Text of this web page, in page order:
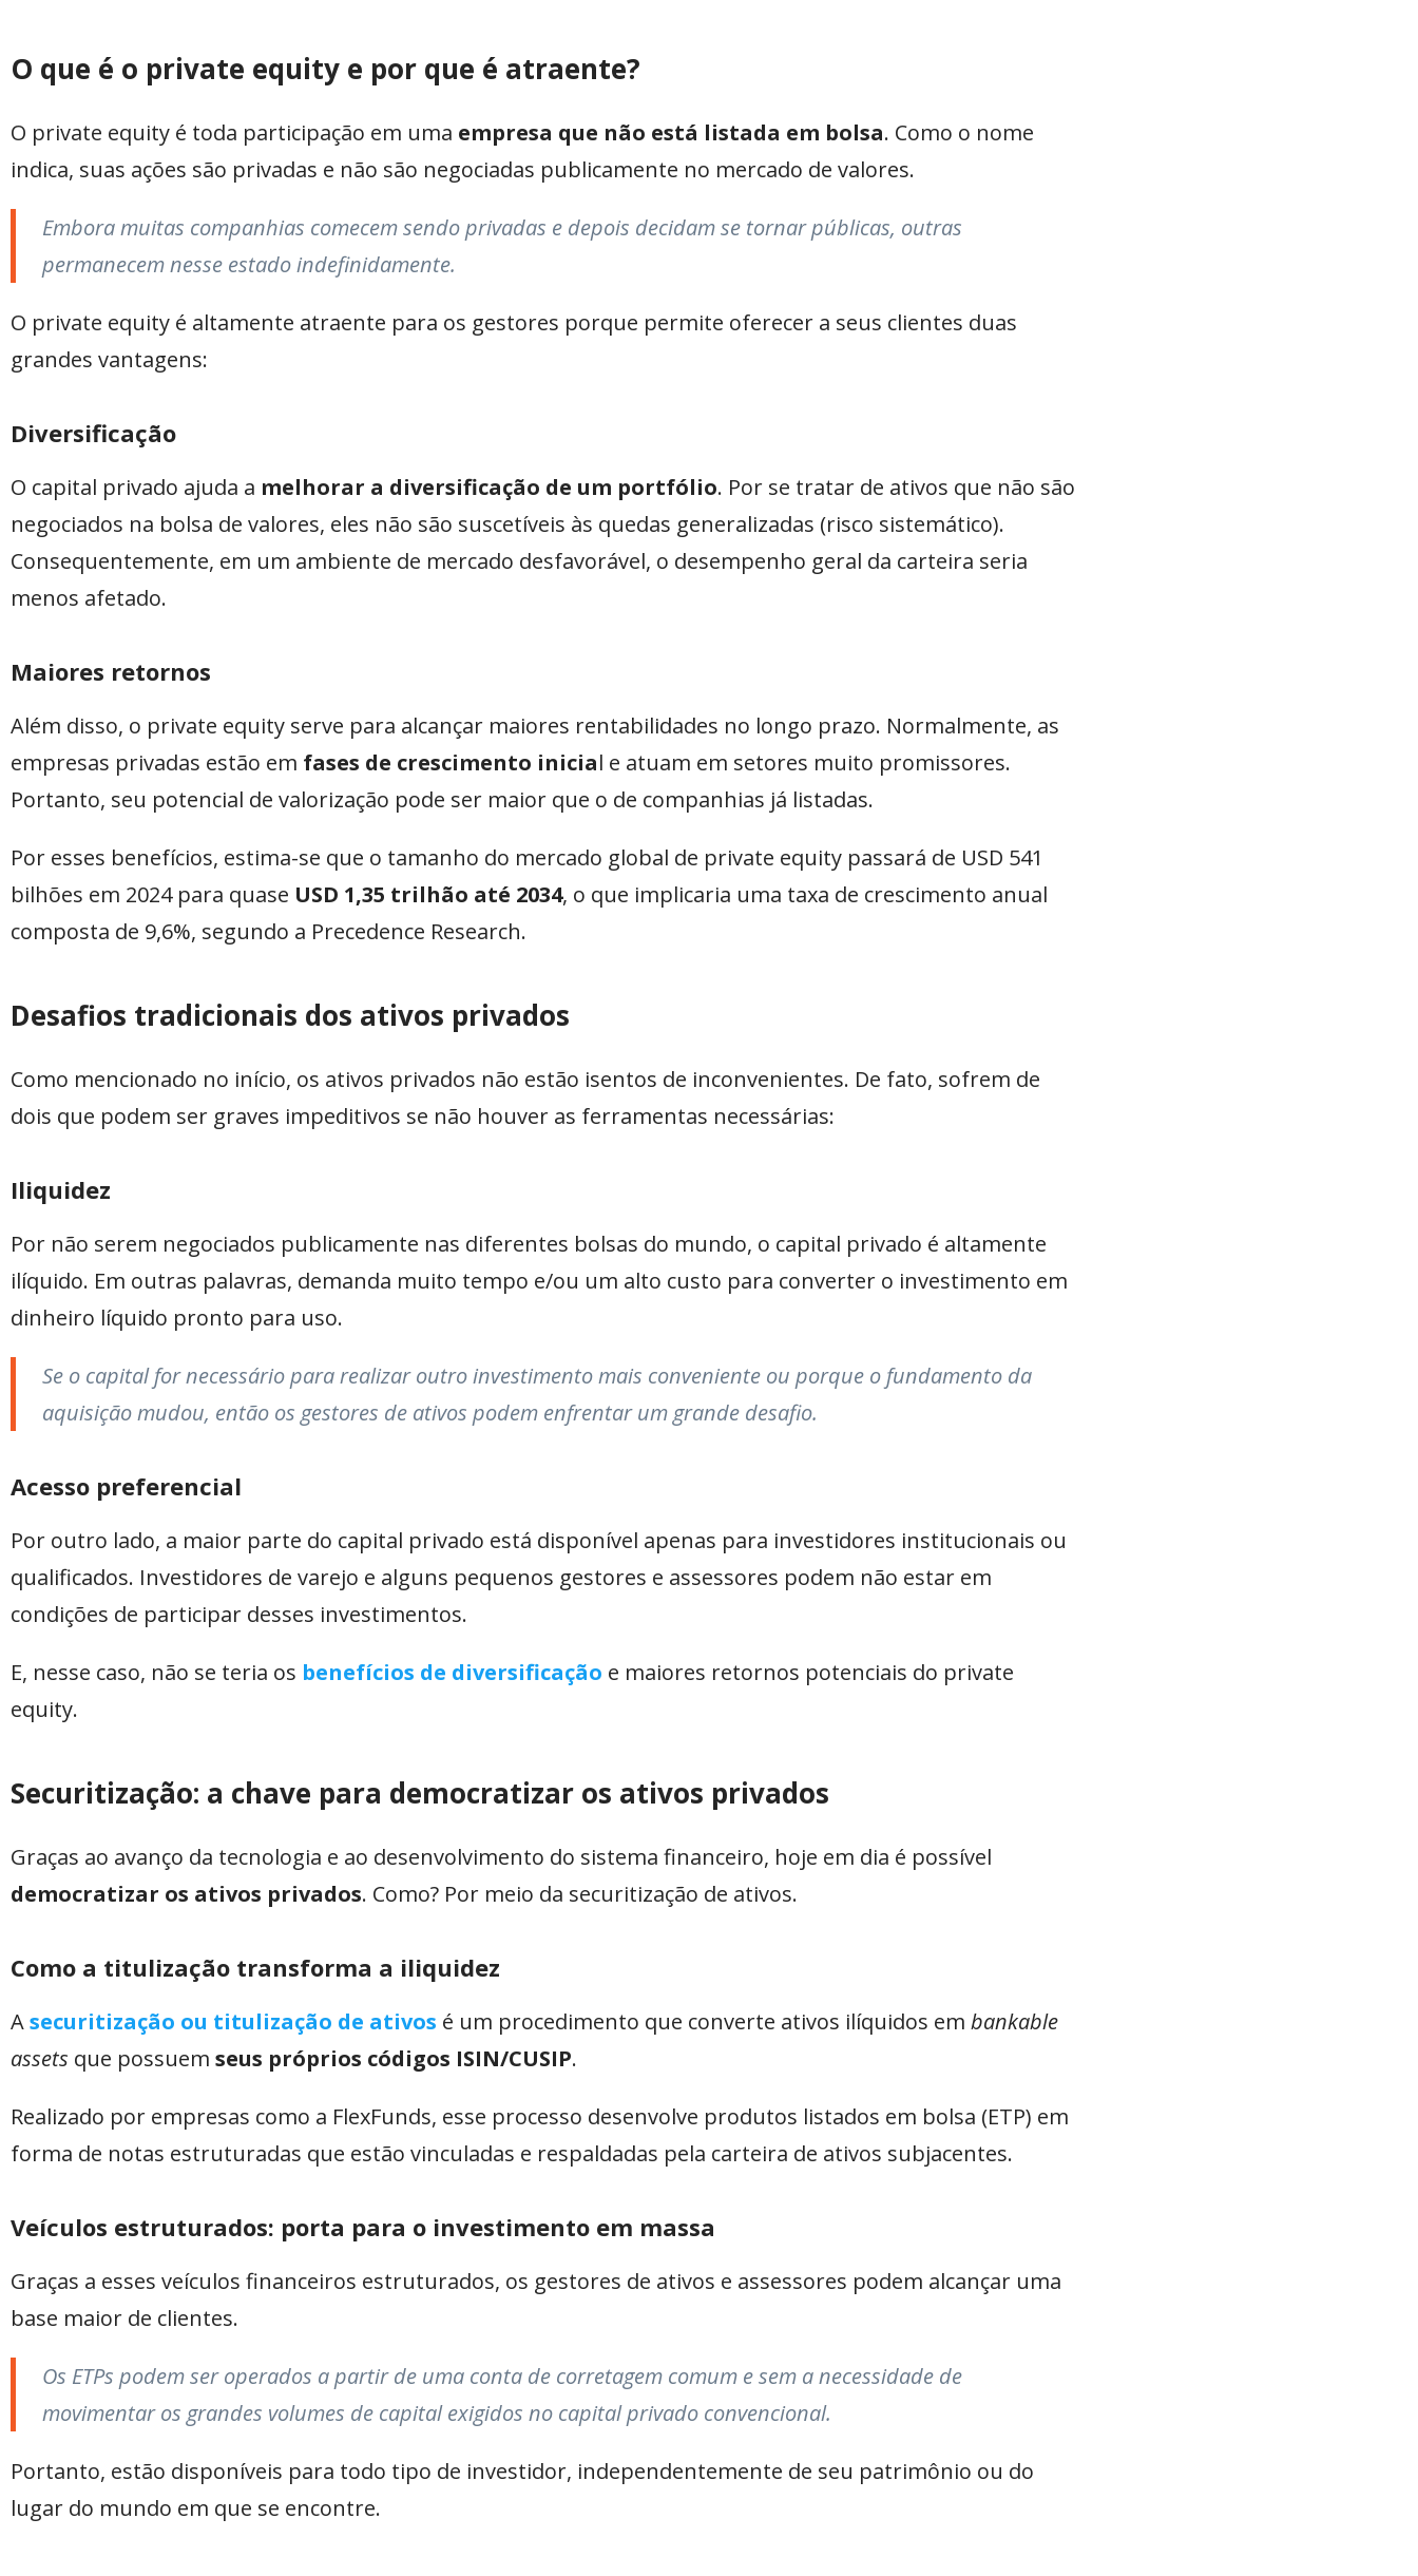
O que é o private equity e por que é atraente?
O private equity é toda participação em uma empresa que não está listada em bolsa. Como o nome
indica, suas ações são privadas e não são negociadas publicamente no mercado de valores.
Embora muitas companhias comecem sendo privadas e depois decidam se tornar públicas, outras
permanecem nesse estado indefinidamente.
O private equity é altamente atraente para os gestores porque permite oferecer a seus clientes duas
grandes vantagens:
Diversificação
O capital privado ajuda a melhorar a diversificação de um portfólio. Por se tratar de ativos que não são
negociados na bolsa de valores, eles não são suscetíveis às quedas generalizadas (risco sistemático).
Consequentemente, em um ambiente de mercado desfavorável, o desempenho geral da carteira seria
menos afetado.
Maiores retornos
Além disso, o private equity serve para alcançar maiores rentabilidades no longo prazo. Normalmente, as
empresas privadas estão em fases de crescimento inicial e atuam em setores muito promissores.
Portanto, seu potencial de valorização pode ser maior que o de companhias já listadas.
Por esses benefícios, estima-se que o tamanho do mercado global de private equity passará de USD 541
bilhões em 2024 para quase USD 1,35 trilhão até 2034, o que implicaria uma taxa de crescimento anual
composta de 9,6%, segundo a Precedence Research.
Desafios tradicionais dos ativos privados
Como mencionado no início, os ativos privados não estão isentos de inconvenientes. De fato, sofrem de
dois que podem ser graves impeditivos se não houver as ferramentas necessárias:
Iliquidez
Por não serem negociados publicamente nas diferentes bolsas do mundo, o capital privado é altamente
ilíquido. Em outras palavras, demanda muito tempo e/ou um alto custo para converter o investimento em
dinheiro líquido pronto para uso.
Se o capital for necessário para realizar outro investimento mais conveniente ou porque o fundamento da
aquisição mudou, então os gestores de ativos podem enfrentar um grande desafio.
Acesso preferencial
Por outro lado, a maior parte do capital privado está disponível apenas para investidores institucionais ou
qualificados. Investidores de varejo e alguns pequenos gestores e assessores podem não estar em
condições de participar desses investimentos.
E, nesse caso, não se teria os benefícios de diversificação e maiores retornos potenciais do private
equity.
Securitização: a chave para democratizar os ativos privados
Graças ao avanço da tecnologia e ao desenvolvimento do sistema financeiro, hoje em dia é possível
democratizar os ativos privados. Como? Por meio da securitização de ativos.
Como a titulização transforma a iliquidez
Asecuritização ou titulização de ativos é um procedimento que converte ativos ilíquidos em bankable
assets que possuem seus próprios códigos ISIN/CUSIP.
Realizado por empresas como a FlexFunds, esse processo desenvolve produtos listados em bolsa (ETP) em
forma de notas estruturadas que estão vinculadas e respaldadas pela carteira de ativos subjacentes.
Veículos estruturados: porta para o investimento em massa
Graças a esses veículos financeiros estruturados, os gestores de ativos e assessores podem alcançar uma
base maior de clientes.
Os ETPs podem ser operados a partir de uma conta de corretagem comum e sem a necessidade de
movimentar os grandes volumes de capital exigidos no capital privado convencional.
Portanto, estão disponíveis para todo tipo de investidor, independentemente de seu patrimônio ou do
lugar do mundo em que se encontre.